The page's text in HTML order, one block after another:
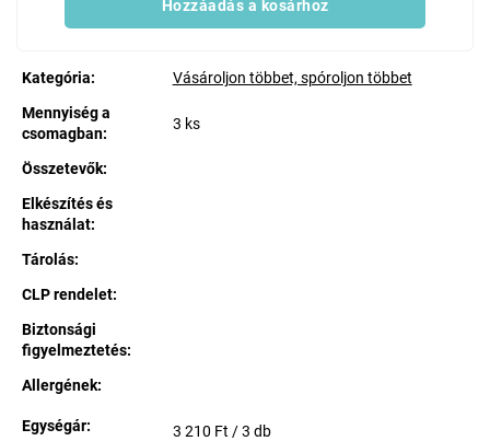
Hozzáadás a kosárhoz
Kategória:
Vásároljon többet, spóroljon többet
Mennyiség a
csomagban:
3 ks
Összetevők:
Elkészítés és
használat:
Tárolás:
CLP rendelet:
Biztonsági
figyelmeztetés:
Allergének:
Egységár: Egységár:
3 210 Ft / 3 db